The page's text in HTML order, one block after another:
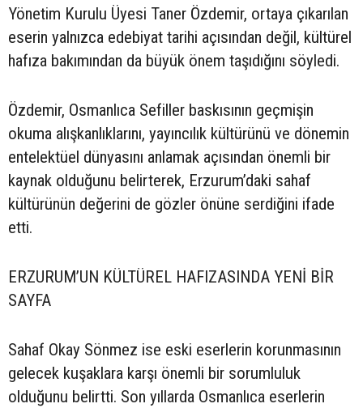
Yönetim Kurulu Üyesi Taner Özdemir, ortaya çıkarılan
eserin yalnızca edebiyat tarihi açısından değil, kültürel
hafıza bakımından da büyük önem taşıdığını söyledi.
Özdemir, Osmanlıca Sefiller baskısının geçmişin
okuma alışkanlıklarını, yayıncılık kültürünü ve dönemin
entelektüel dünyasını anlamak açısından önemli bir
kaynak olduğunu belirterek, Erzurum’daki sahaf
kültürünün değerini de gözler önüne serdiğini ifade
etti.
ERZURUM’UN KÜLTÜREL HAFIZASINDA YENİ BİR
SAYFA
Sahaf Okay Sönmez ise eski eserlerin korunmasının
gelecek kuşaklara karşı önemli bir sorumluluk
olduğunu belirtti. Son yıllarda Osmanlıca eserlerin